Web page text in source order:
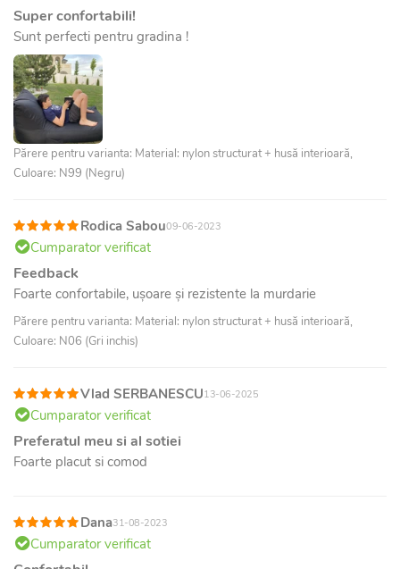
Super confortabili!
Sunt perfecti pentru gradina !
Părere pentru varianta: Material: nylon structurat + husă interioară,
Culoare: N99 (Negru)
Rodica Sabou09-06-2023
Cumparator verificat
Feedback
Foarte confortabile, ușoare și rezistente la murdarie
Părere pentru varianta: Material: nylon structurat + husă interioară,
Culoare: N06 (Gri inchis)
Vlad SERBANESCU13-06-2025
Cumparator verificat
Preferatul meu si al sotiei
Foarte placut si comod
Dana31-08-2023
Cumparator verificat